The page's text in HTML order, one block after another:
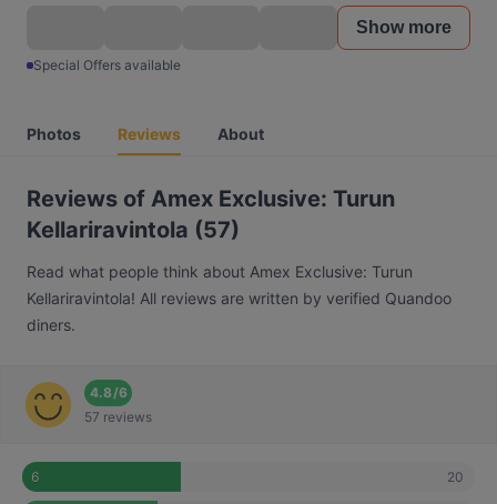
Show more
Special Offers available
Photos Reviews About
Reviews of Amex Exclusive: Turun
Kellariravintola (57)
Read what people think about Amex Exclusive: Turun
Kellariravintola! All reviews are written by verified Quandoo
diners.
4.8/6
57 reviews
6 20